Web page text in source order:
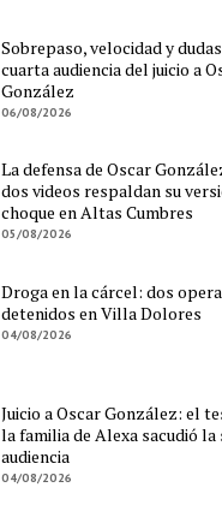
Sobrepaso, velocidad y
cuarta audiencia del juicio a
González
06/08/2026
La defensa de Oscar
dos videos respaldan su
choque en Altas Cumbres
05/08/2026
Droga en la cárcel: dos
detenidos en Villa Dolores
04/08/2026
Juicio a Oscar González: el
la familia de Alexa sacudió la
audiencia
04/08/2026